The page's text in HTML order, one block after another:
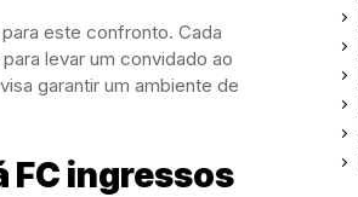
este confronto. Cada
levar um convidado ao
visa garantir um ambiente de
FC ingressos